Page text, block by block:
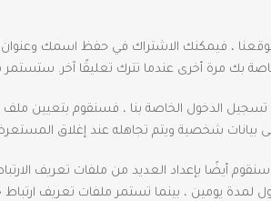
، فيمكنك الاشتراك في حفظ اسمك وعنوان
بك مرة أخرى عندما تترك تعليقًا آخر. ستستمر
الدخول الخاصة بنا ، فسنقوم بتعيين
بيانات شخصية ويتم تجاهله عند إغلاق
أيضًا بإعداد العديد من ملفات تعريف
لمدة يومين ، بينما تستمر ملفات تعريف